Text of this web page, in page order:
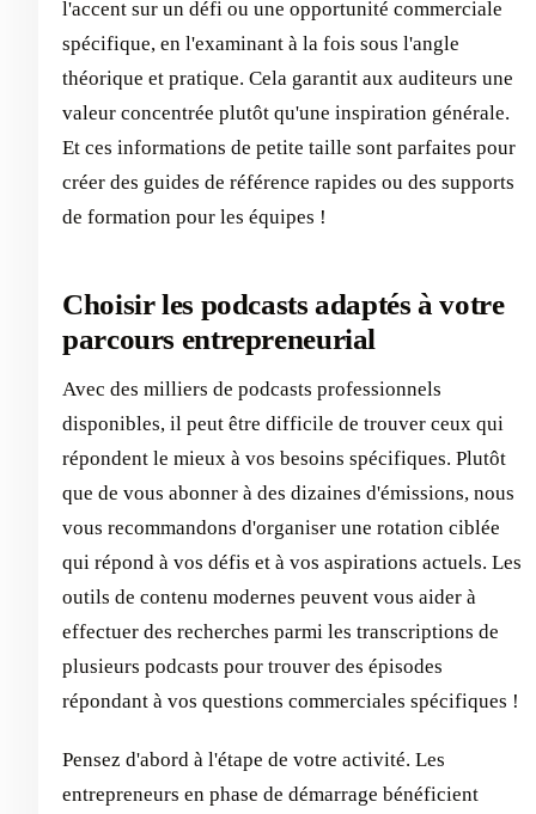
l'accent sur un défi ou une opportunité commerciale
spécifique, en l'examinant à la fois sous l'angle
théorique et pratique. Cela garantit aux auditeurs une
valeur concentrée plutôt qu'une inspiration générale.
Et ces informations de petite taille sont parfaites pour
créer des guides de référence rapides ou des supports
de formation pour les équipes !
Choisir les podcasts adaptés à votre
parcours entrepreneurial
Avec des milliers de podcasts professionnels
disponibles, il peut être difficile de trouver ceux qui
répondent le mieux à vos besoins spécifiques. Plutôt
que de vous abonner à des dizaines d'émissions, nous
vous recommandons d'organiser une rotation ciblée
qui répond à vos défis et à vos aspirations actuels. Les
outils de contenu modernes peuvent vous aider à
effectuer des recherches parmi les transcriptions de
plusieurs podcasts pour trouver des épisodes
répondant à vos questions commerciales spécifiques !
Pensez d'abord à l'étape de votre activité. Les
entrepreneurs en phase de démarrage bénéficient